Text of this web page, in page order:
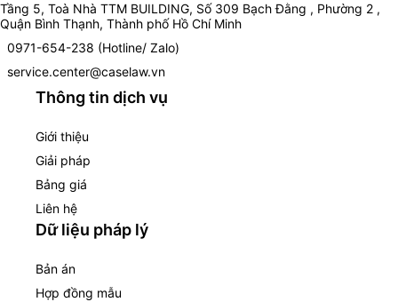
Tầng 5, Toà Nhà TTM BUILDING, Số 309 Bạch Đằng , Phường 2 ,
Quận Bình Thạnh, Thành phố Hồ Chí Minh
0971-654-238 (Hotline/ Zalo)
service.center@caselaw.vn
Thông tin dịch vụ
Giới thiệu
Giải pháp
Bảng giá
Liên hệ
Dữ liệu pháp lý
Bản án
Hợp đồng mẫu